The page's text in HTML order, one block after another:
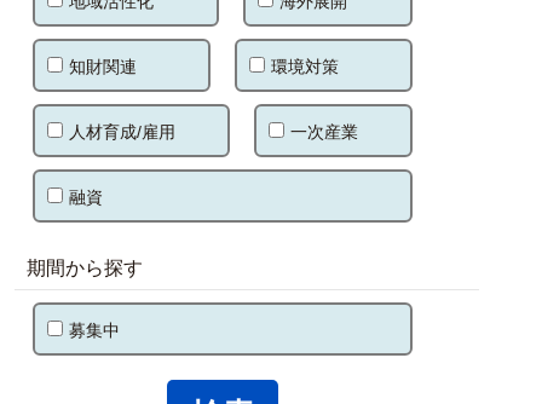
知財関連 環境対策
人材育成/雇用 一次産業
融資
期間から探す
募集中